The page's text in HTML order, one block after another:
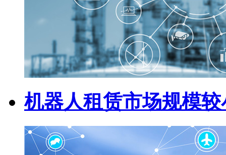
机器人租赁市场规模